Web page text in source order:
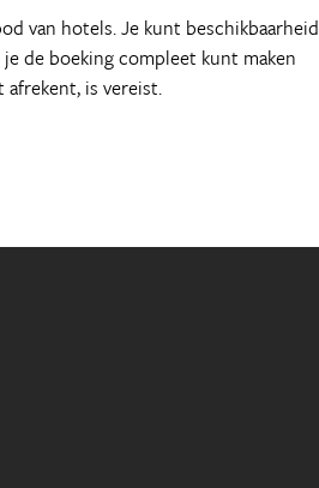
van hotels. Je kunt beschikbaarheid
de boeking compleet kunt maken
is vereist.